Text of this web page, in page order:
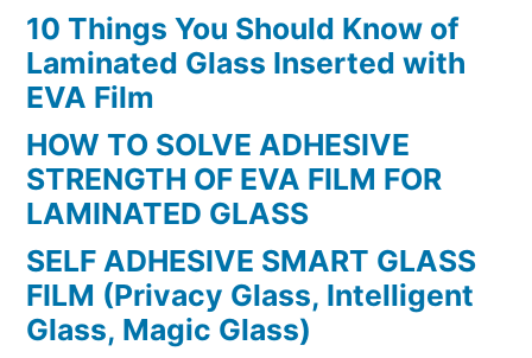
10 Things You Should Know of
Laminated Glass Inserted with
EVA Film
HOW TO SOLVE ADHESIVE
STRENGTH OF EVA FILM FOR
LAMINATED GLASS
SELF ADHESIVE SMART GLASS
FILM (Privacy Glass, Intelligent
Glass, Magic Glass)